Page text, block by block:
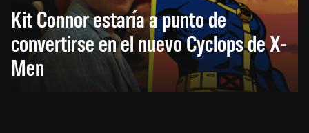
Kit Connor estaría a punto de
convertirse en el nuevo Cyclops de X-
Men